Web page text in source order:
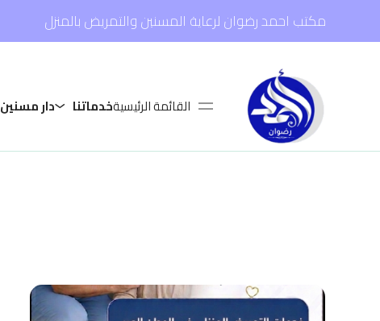
مكتب احمد رضوان لرعاية المسنين والتمريض بالمنزل
القائمة الرئيسيةخدماتنا دار مسنين